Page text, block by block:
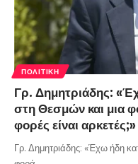
ΠΟΛΙΤΙΚΉ
Γρ. Δημητριάδης:
στη Θεσμών και μια
φορές είναι αρκετές;»
Γρ. Δημητριάδης: «Έχω ήδη